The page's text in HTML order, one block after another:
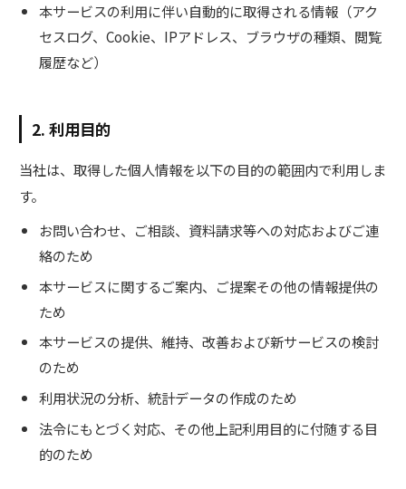
本サービスの利用に伴い自動的に取得される情報（アク
セスログ、Cookie、IPアドレス、ブラウザの種類、閲覧
履歴など）
2. 利用目的
当社は、取得した個人情報を以下の目的の範囲内で利用しま
す。
お問い合わせ、ご相談、資料請求等への対応およびご連
絡のため
本サービスに関するご案内、ご提案その他の情報提供の
ため
本サービスの提供、維持、改善および新サービスの検討
のため
利用状況の分析、統計データの作成のため
法令にもとづく対応、その他上記利用目的に付随する目
的のため